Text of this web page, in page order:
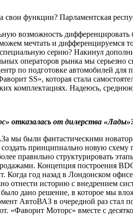
функции? Парламентская
возможность
мечтать и дифференцируемся
серию? Накинул
операторов рынка мы серьезно
по подготовке автомобилей
SS», которая стала
комплектациях. Надеюсь,
отказалась от дилерства
мы были фантастическими
принципиально новую схему
правильно структурировать
Концепция построения
год назад в Лондонском
историю с внедрением
дано решение, в которое мы
АвтоВАЗ в очередной раз стал
«Фаворит Моторс» вместе с